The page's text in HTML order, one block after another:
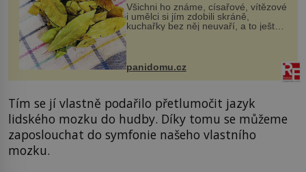
Všichni ho známe, císařové, vítězové
i umělci si jím zdobili skráně,
kuchařky bez něj neuvaří, a to ještě
nevíte, že bobkový list může výrazně
zmírnit některé naše neduhy.
Obsahuje v malém množství ně...
panidomu.cz
Tím se jí vlastně podařilo přetlumočit jazyk
lidského mozku do hudby. Díky tomu se můžeme
zaposlouchat do symfonie našeho vlastního
mozku.